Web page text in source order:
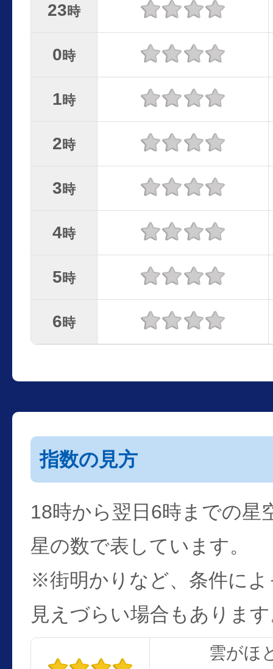
23時
0時
1時
2時
3時
4時
5時
6時
指数の見方
18時から翌日6時までの星
星の数で表しています。
※街明かりなど、条件に
見えづらい場合もありま
雲がほ